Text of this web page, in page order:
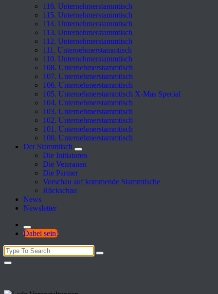
116. Unternehmerstammtisch
115. Unternehmerstammtisch
114. Unternehmerstammtisch
113. Unternehmerstammtisch
112. Unternehmerstammtisch
111. Unternehmerstammtisch
110. Unternehmerstammtisch
108. Unternehmerstammtisch
107. Unternehmerstammtisch
106. Unternehmerstammtisch
105. Unternehmerstammtisch X-Mas Special
104. Unternehmerstammtisch
103. Unternehmerstammtisch
102. Unternehmerstammtisch
101. Unternehmerstammtisch
100. Unternehmerstammtisch
Der Stammtisch
Die Initiatoren
Die Veteranen
Die Partner
Vorschau auf kommende Stammtische
Rückschau
News
Newsletter
Dabei sein!
Search
for: